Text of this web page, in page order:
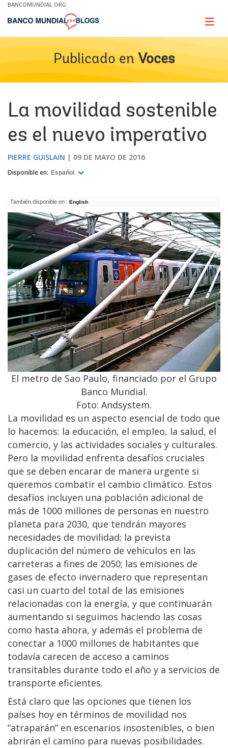
Skip
Main
BANCOMUNDIAL.ORG
Page
Publicado en Voces
La movilidad sostenible
es el nuevo imperativo
PIERRE GUISLAIN 09 DE MAYO DE 2016
Disponible en: Español
También disponible en : English
El metro de Sao Paulo, financiado por el Grupo
Banco Mundial.
Foto: Andsystem.
La movilidad es un aspecto esencial de todo que
lo hacemos: la educación, el empleo, la salud, el
comercio, y las actividades sociales y culturales.
Pero la movilidad enfrenta desafíos cruciales
que se deben encarar de manera urgente si
queremos combatir el cambio climático. Estos
desafíos incluyen una población adicional de
más de 1000 millones de personas en nuestro
planeta para 2030, que tendrán mayores
necesidades de movilidad; la prevista
duplicación del número de vehículos en las
carreteras a fines de 2050; las emisiones de
gases de efecto invernadero que representan
casi un cuarto del total de las emisiones
relacionadas con la energía, y que continuarán
aumentando si seguimos haciendo las cosas
como hasta ahora, y además el problema de
conectar a 1000 millones de habitantes que
todavía carecen de acceso a caminos
transitables durante todo el año y a servicios de
transporte eficientes.
Está claro que las opciones que tienen los
países hoy en términos de movilidad nos
“atraparán” en escenarios insostenibles, o bien
abrirán el camino para nuevas posibilidades.